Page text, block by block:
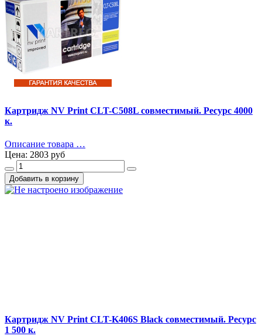
Картридж NV Print CLT-C508L совместимый. Ресурс 4000
к.
Описание товара …
Цена: 2803 руб
Картридж NV Print CLT-K406S Black совместимый. Ресурс
1 500 к.